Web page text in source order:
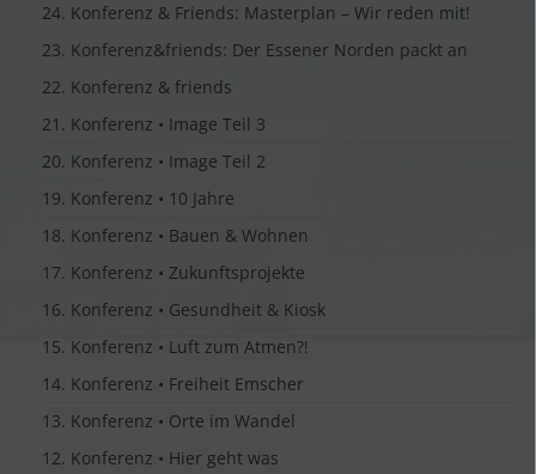
24. Konferenz & Friends: Masterplan – Wir reden mit!
23. Konferenz&friends: Der Essener Norden packt an
22. Konferenz & friends
21. Konferenz • Image Teil 3
20. Konferenz • Image Teil 2
19. Konferenz • 10 Jahre
18. Konferenz • Bauen & Wohnen
17. Konferenz • Zukunftsprojekte
16. Konferenz • Gesundheit & Kiosk
15. Konferenz • Luft zum Atmen?!
14. Konferenz • Freiheit Emscher
13. Konferenz • Orte im Wandel
12. Konferenz • Hier geht was